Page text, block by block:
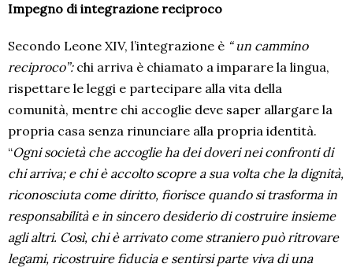
Impegno di integrazione reciproco
Secondo Leone XIV, l’integrazione è “ un cammino
reciproco”:chi arriva è chiamato a imparare la lingua,
rispettare le leggi e partecipare alla vita della
comunità, mentre chi accoglie deve saper allargare la
propria casa senza rinunciare alla propria identità.
“Ogni società che accoglie ha dei doveri nei confronti di
chi arriva; e chi è accolto scopre a sua volta che la dignità,
riconosciuta come diritto, fiorisce quando si trasforma in
responsabilità e in sincero desiderio di costruire insieme
agli altri. Così, chi è arrivato come straniero può ritrovare
legami, ricostruire fiducia e sentirsi parte viva di una